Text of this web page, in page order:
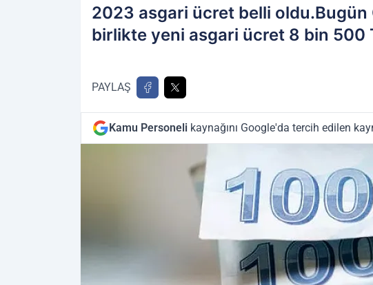
2023 asgari ücret belli oldu.Bugün
birlikte yeni asgari ücret 8 bin 500
PAYLAŞ
Kamu Personeli kaynağını Google'da tercih edilen